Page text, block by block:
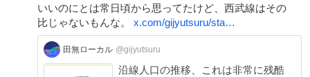
いいのにとは常日頃から思ってたけど、西武線はその
比じゃないもんな。 x.com/gijyutsuru/sta…
田無ローカル @gijyutsuru
沿線人口の推移、これは非常に残酷